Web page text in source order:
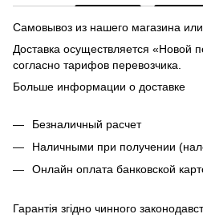
Самовывоз из нашего магазина
Доставка осуществляется «Новой
согласно тарифов перевозчика.
Больше информации о доставке
Безналичный расчет
Наличными при получении
Онлайн оплата банковской
Гарантія згідно чинного